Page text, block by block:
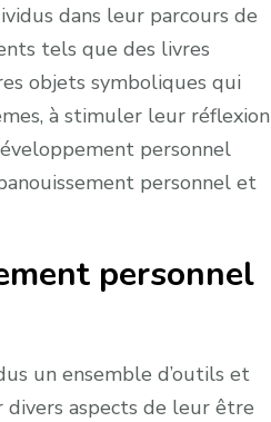
dans leur parcours de
tels que des livres
objets symboliques qui
à stimuler leur réflexion
personnel
personnel et
personnel
un ensemble d’outils et
divers aspects de leur être